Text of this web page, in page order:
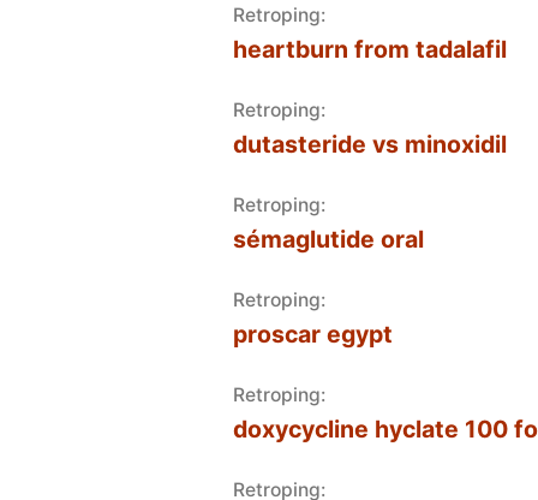
Retroping:
heartburn from tadalafil
Retroping:
dutasteride vs minoxidil
Retroping:
sémaglutide oral
Retroping:
proscar egypt
Retroping:
doxycycline hyclate 100
Retroping: